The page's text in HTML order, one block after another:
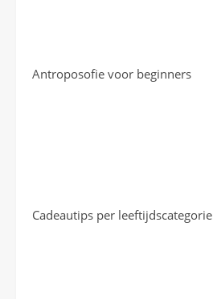
Antroposofie voor beginners
Cadeautips per leeftijdscategorie